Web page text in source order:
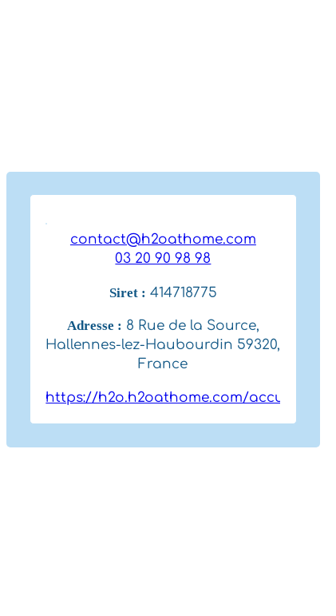
contact@h2oathome.com
03 20 90 98 98
Siret : 414718775
Adresse : 8 Rue de la Source,
Hallennes-lez-Haubourdin 59320,
France
https://h2o.h2oathome.com/accueil